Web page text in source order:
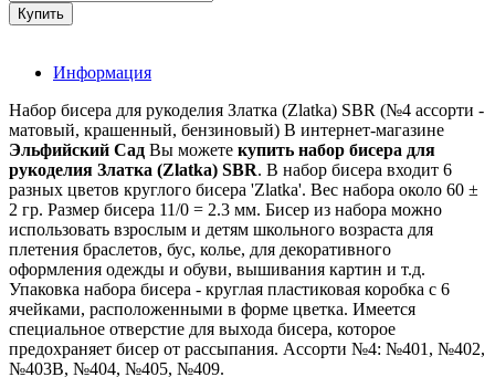
Информация
Набор бисера для рукоделия Златка (Zlatka) SBR (№4 ассорти -
матовый, крашенный, бензиновый) В интернет-магазине
Эльфийский Сад Вы можете купить набор бисера для
рукоделия Златка (Zlatka) SBR. В набор бисера входит 6
разных цветов круглого бисера 'Zlatka'. Вес набора около 60 ±
2 гр. Размер бисера 11/0 = 2.3 мм. Бисер из набора можно
использовать взрослым и детям школьного возраста для
плетения браслетов, бус, колье, для декоративного
оформления одежды и обуви, вышивания картин и т.д.
Упаковка набора бисера - круглая пластиковая коробка с 6
ячейками, расположенными в форме цветка. Имеется
специальное отверстие для выхода бисера, которое
предохраняет бисер от рассыпания. Ассорти №4: №401, №402,
№403В, №404, №405, №409.